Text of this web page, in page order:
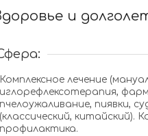
и
Комплексное лечение
иглорефлексотерапия,
пчелоужаливание, пиявки,
(классический, китайский).
профилактика.